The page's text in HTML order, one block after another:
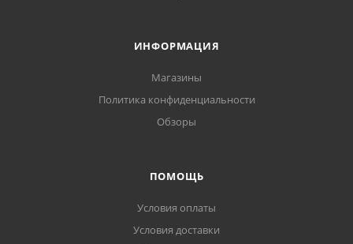
ИНФОРМАЦИЯ
Магазины
Политика конфиденциальности
Обзоры
ПОМОЩЬ
Условия оплаты
Условия доставки